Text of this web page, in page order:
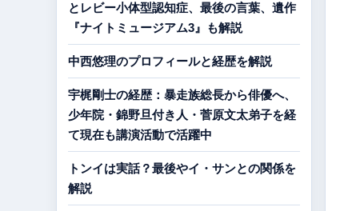
とレビー小体型認知症、最後の言葉、遺作
『ナイトミュージアム3』も解説
中西悠理のプロフィールと経歴を解説
宇梶剛士の経歴：暴走族総長から俳優へ、
少年院・錦野旦付き人・菅原文太弟子を経
て現在も講演活動で活躍中
トンイは実話？最後やイ・サンとの関係を
解説